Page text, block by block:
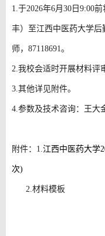
1.于2026年6月30日9:00
丰）至江西中医药大学
师，87118691。
2.我校会适时开展材料评
3.其他详见附件。
4.参数及技术咨询：王大
附件：1. 江西中医药大学
次)
2. 材料模板